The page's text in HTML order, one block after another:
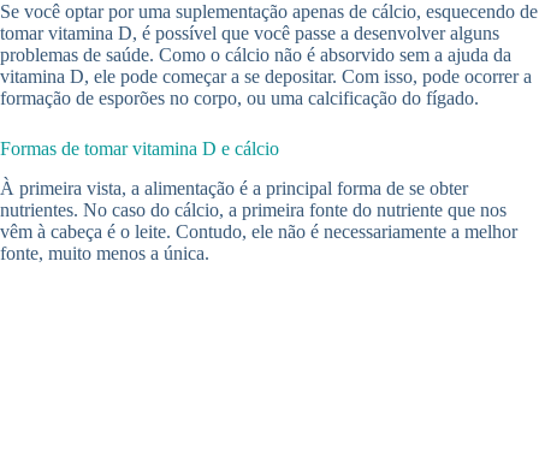
Se você optar por uma suplementação apenas de cálcio, esquecendo de
tomar vitamina D, é possível que você passe a desenvolver alguns
problemas de saúde. Como o cálcio não é absorvido sem a ajuda da
vitamina D, ele pode começar a se depositar. Com isso, pode ocorrer a
formação de esporões no corpo, ou uma calcificação do fígado.
Formas de tomar vitamina D e cálcio
À primeira vista, a alimentação é a principal forma de se obter
nutrientes. No caso do cálcio, a primeira fonte do nutriente que nos
vêm à cabeça é o leite. Contudo, ele não é necessariamente a melhor
fonte, muito menos a única.